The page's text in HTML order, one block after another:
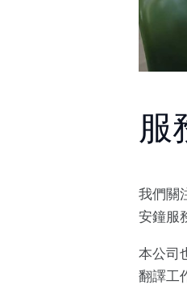
服
我們關
安鐘服
本公司
翻譯工